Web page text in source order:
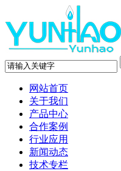
网站首页
关于我们
产品中心
合作案例
行业应用
新闻动态
技术专栏